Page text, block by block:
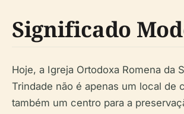
Significado
Hoje, a Igreja Ortodoxa Romena da
Trindade não é apenas um local de
também um centro para a